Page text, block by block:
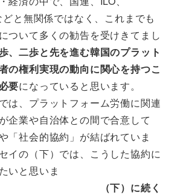
と無関係ではなく、これまでも
ついて多くの勧告を受けきてまし
、二歩と先を進む韓国のプラット
の権利実現の動向に関心を持つこ
要になっていると思います。
は、プラットフォーム労働に関連
企業や自治体との間で合意して
「社会的協約」が結ばれていま
イの（下）では、こうした協約に
いと思いま
。
（下）に続く